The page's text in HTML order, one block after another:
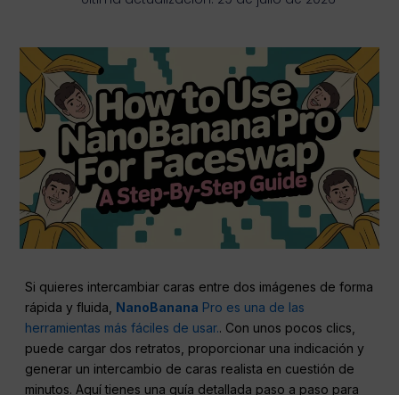
Si quieres intercambiar caras entre dos imágenes de forma
rápida y fluida, NanoBanana Pro es una de las
herramientas más fáciles de usar.. Con unos pocos clics,
puede cargar dos retratos, proporcionar una indicación y
generar un intercambio de caras realista en cuestión de
minutos. Aquí tienes una guía detallada paso a paso para